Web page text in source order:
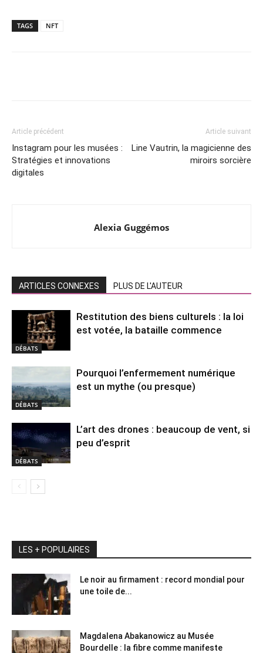
TAGS NFT
Article précédent
Instagram pour les musées :
Stratégies et innovations
digitales
Article suivant
Line Vautrin, la magicienne des
miroirs sorcière
Alexia Guggémos
ARTICLES CONNEXES PLUS DE L'AUTEUR
DÉBATS
Restitution des biens culturels : la loi
est votée, la bataille commence
DÉBATS
Pourquoi l’enfermement numérique
est un mythe (ou presque)
DÉBATS
L’art des drones : beaucoup de vent, si
peu d’esprit
LES + POPULAIRES
Le noir au firmament : record mondial pour
une toile de...
Magdalena Abakanowicz au Musée
Bourdelle : la fibre comme manifeste